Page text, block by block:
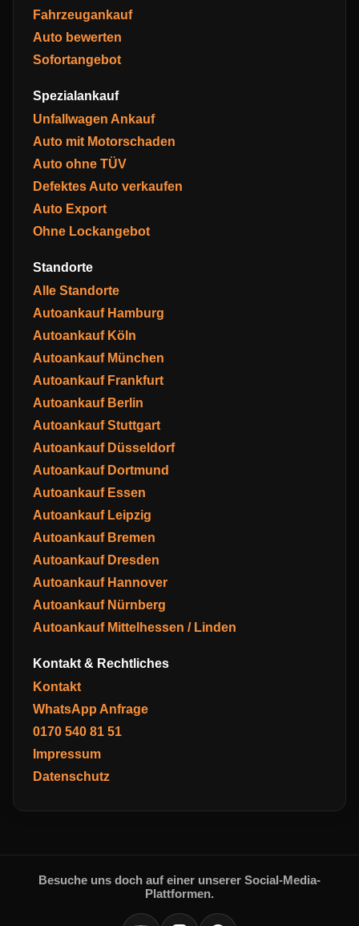
Fahrzeugankauf
Auto bewerten
Sofortangebot
Spezialankauf
Unfallwagen Ankauf
Auto mit Motorschaden
Auto ohne TÜV
Defektes Auto verkaufen
Auto Export
Ohne Lockangebot
Standorte
Alle Standorte
Autoankauf Hamburg
Autoankauf Köln
Autoankauf München
Autoankauf Frankfurt
Autoankauf Berlin
Autoankauf Stuttgart
Autoankauf Düsseldorf
Autoankauf Dortmund
Autoankauf Essen
Autoankauf Leipzig
Autoankauf Bremen
Autoankauf Dresden
Autoankauf Hannover
Autoankauf Nürnberg
Autoankauf Mittelhessen / Linden
Kontakt & Rechtliches
Kontakt
WhatsApp Anfrage
0170 540 81 51
Impressum
Datenschutz
Besuche uns doch auf einer unserer Social-Media-
Plattformen.